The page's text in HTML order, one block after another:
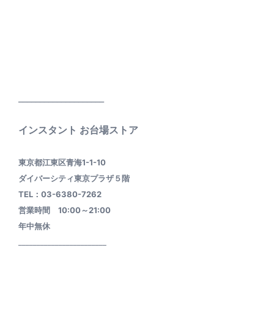
インスタント お台場ストア
東京都江東区青海1-1-10
ダイバーシティ東京プラザ５階
TEL：03-6380-7262
営業時間 10:00～21:00
年中無休